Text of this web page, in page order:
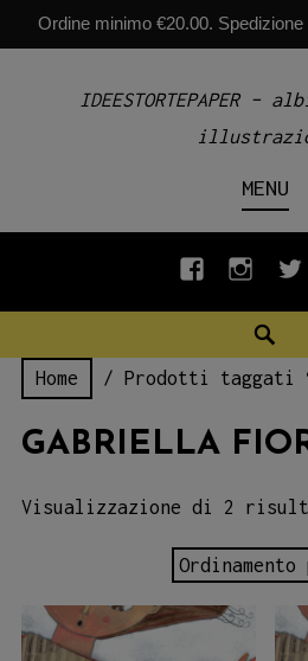
Ordine minimo €20.00.
IDEESTORTEPAPER
MENU
fb
Home / Prodotti taggati
GABRIELLA
Visualizzazione di 2